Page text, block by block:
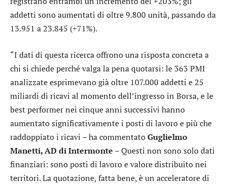
addetti sono aumentati di oltre 9.800 unità, passando da
13.951 a 23.845 (+71%).
“I dati di questa ricerca offrono una risposta concreta a
chi si chiede perché valga la pena quotarsi: le 363 PMI
analizzate esprimevano già oltre 107.000 addetti e 25
miliardi di ricavi al momento dell’ingresso in Borsa, e le
best performer nei cinque anni successivi hanno
aumentato significativamente i posti di lavoro e più che
raddoppiato i ricavi – ha commentatoGuglielmo
Manetti, AD di Intermonte – Questi non sono solo dati
finanziari: sono posti di lavoro e valore distribuito nei
territori. La quotazione, fatta bene, è un acceleratore di